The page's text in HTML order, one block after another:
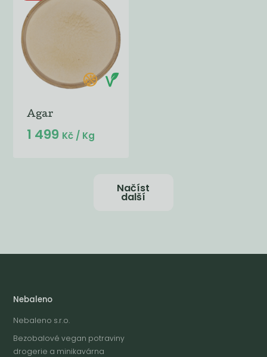
Agar
1 499 Kč / Kg
Načíst
další
Nebaleno
Nebaleno s.r.o.
Bezobalové vegan potraviny
drogerie a minikavárna